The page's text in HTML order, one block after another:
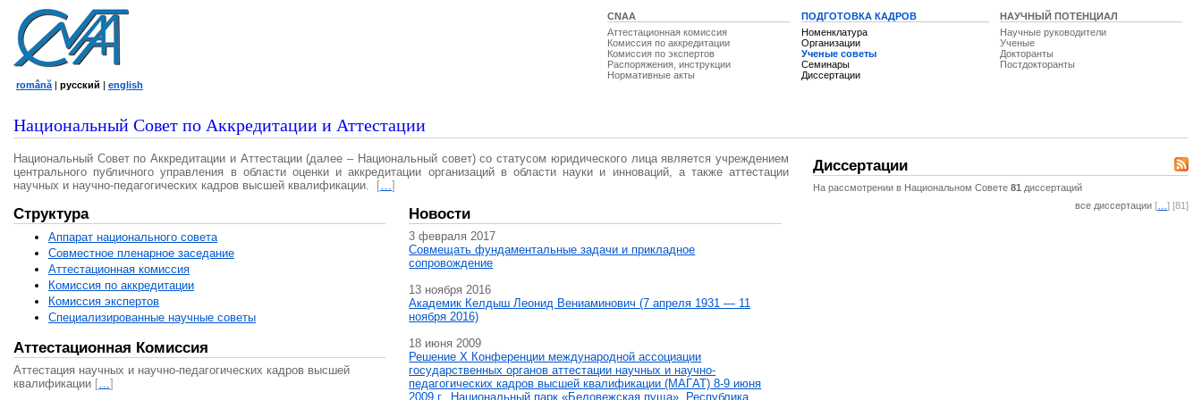
CNAA
Аттестационная комиссия
Комиссия по аккредитации
Комиссия по экспертов
Распоряжения, инструкции
Нормативные акты
ПОДГОТОВКА КАДРОВ
Номенклатура
Организации
Ученые советы
Семинары
Диссертации
НАУЧНЫЙ ПОТЕНЦИАЛ
Научные руководители
Ученые
Докторанты
Постдокторанты
română | русский | english
Национальный Совет по Аккредитации и Аттестации
Национальный Совет по Аккредитации и Аттестации (далее – Национальный совет) со статусом юридического лица является учреждением
центрального публичного управления в области оценки и аккредитации организаций в области науки и инноваций, а также аттестации
научных и научно-педагогических кадров высшей квалификации.
[…]
Структура
Аппарат национального совета
Совместное пленарное заседание
Аттестационная комисcия
Комиссия по аккредитации
Комиссия экспертов
Специализированные научные советы
Аттестационная Комиссия
Аттестация научных и научно-педагогических кадров высшей
квалификации […]
Новости
3 февраля 2017
Совмещать фундаментальные задачи и прикладное
сопровождение
13 ноября 2016
Академик Келдыш Леонид Вениаминович (7 апреля 1931 — 11
ноября 2016)
18 июня 2009
Решение X Конференции международной ассоциации
государственных органов аттестации научных и научно-
педагогических кадров высшей квалификации (МАГAT) 8-9 июня
2009 г., Национальный парк «Беловежская пуща», Республика
Диссертации
На рассмотрении в Национальном Совете 81 диссертаций
все диссертации [ ] [81]